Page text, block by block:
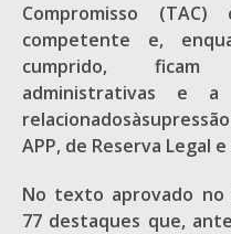
Compromisso
competente e,
cumprido, ficam
administrativas e a
APP, de Reserva Legal
No texto aprovado no
77 destaques que,